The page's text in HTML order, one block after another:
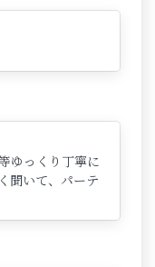
ゆっくり丁寧に
聞いて、パーテ